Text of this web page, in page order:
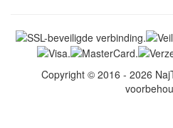
Copyright © 2016 - 2026